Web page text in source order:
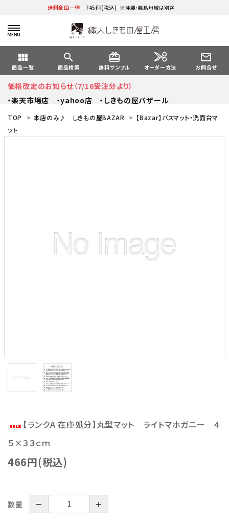
送料全国一律 745円(税込) ※沖縄・離島地域は別途
view_module
商品一覧
search
商品検索
card_giftcard
無料サンプル オーダー方法
mail_outline
お問合せ
価格改定のお知らせ（7/16受注分より）
・楽天市場店
・yahoo店 ・しきもの屋バザール
TOP > 本店のみ♪ しきもの屋BAZAR > 【Bazar】バスマット・洗面台マ
ット
【ランクA 在庫処分】丸型マット ライトマホガニー ４
５×３３ｃｍ
466円(税込)
数量 － ＋